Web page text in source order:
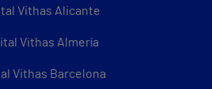
Vithas Alicante
Vithas Almería
Vithas Barcelona